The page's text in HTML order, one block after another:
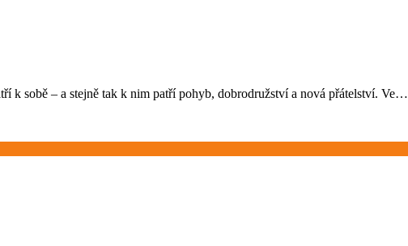
k sobě – a stejně tak k nim patří pohyb, dobrodružství a nová přátelství. Ve…